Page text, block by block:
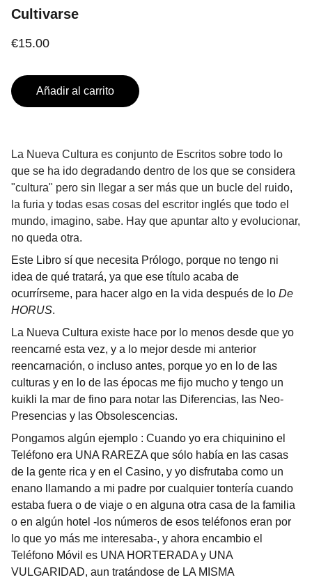
Cultivarse
€15.00
Añadir al carrito
La Nueva Cultura es conjunto de Escritos sobre todo lo
que se ha ido degradando dentro de los que se considera
"cultura" pero sin llegar a ser más que un bucle del ruido,
la furia y todas esas cosas del escritor inglés que todo el
mundo, imagino, sabe. Hay que apuntar alto y evolucionar,
no queda otra.
Este Libro sí que necesita Prólogo, porque no tengo ni
idea de qué tratará, ya que ese título acaba de
ocurrírseme, para hacer algo en la vida después de lo De
HORUS.
La Nueva Cultura existe hace por lo menos desde que yo
reencarné esta vez, y a lo mejor desde mi anterior
reencarnación, o incluso antes, porque yo en lo de las
culturas y en lo de las épocas me fijo mucho y tengo un
kuikli la mar de fino para notar las Diferencias, las Neo-
Presencias y las Obsolescencias.
Pongamos algún ejemplo : Cuando yo era chiquinino el
Teléfono era UNA RAREZA que sólo había en las casas
de la gente rica y en el Casino, y yo disfrutaba como un
enano llamando a mi padre por cualquier tontería cuando
estaba fuera o de viaje o en alguna otra casa de la familia
o en algún hotel -los números de esos teléfonos eran por
lo que yo más me interesaba-, y ahora encambio el
Teléfono Móvil es UNA HORTERADA y UNA
VULGARIDAD, aun tratándose de LA MISMA